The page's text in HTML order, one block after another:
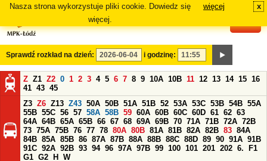
Nasza strona wykorzystuje pliki cookie. Dowiedz się
więcej.
więcej x
Sprawdź rozkład na dzień: i godzinę:
Z Z1 Z2 0 1 2 3 4 5 6 7 8 9 10A 10B 11 12 13 14 15 16
41 43 45
Z3 Z6 Z13 Z43 50A 50B 51A 51B 52 53A 53C 53B 54B 55A
55B 55C 56 57 58A 58B 59 60A 60B 60C 60D 61 62 63
64A 64B 65A 65B 66 67 68 69A 69B 70 71A 71B 72A 72B
73 75A 75B 76 77 78 80A 80B 81A 81B 82A 82B 83 84A
84B 85A 85B 86 87A 87B 88A 88B 88C 88D 89 90 91A 91B
91C 92A 92B 93 94 96 97A 97B 99 100 101 201 202 6.
F1
G1 G2 H
W